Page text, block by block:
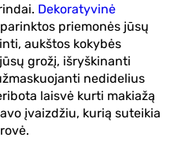
Dekoratyvinė
priemonės jūsų
aukštos kokybės
grožį, išryškinanti
nedidelius
laisvė kurti makiažą
įvaizdžiu, kurią suteikia